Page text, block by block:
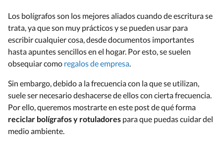
Los bolígrafos son los mejores aliados cuando de escritura se
trata, ya que son muy prácticos y se pueden usar para
escribir cualquier cosa, desde documentos importantes
hasta apuntes sencillos en el hogar. Por esto, se suelen
obsequiar como regalos de empresa.
Sin embargo, debido a la frecuencia con la que se utilizan,
suele ser necesario deshacerse de ellos con cierta frecuencia.
Por ello, queremos mostrarte en este post de qué forma
reciclar bolígrafos y rotuladores para que puedas cuidar del
medio ambiente.